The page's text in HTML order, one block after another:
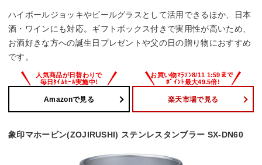
ハイボールジョッキやビールグラスとして活用できるほか、日本
酒・ワインにも対応。ギフトボックス付きで実用性が高いため、
お酒好きな方への誕生日プレゼントや父の日の贈り物におすすめ
です。
Amazonで見る 楽天市場で見る
象印マホービン(ZOJIRUSHI) ステンレスタンブラー SX-DN60